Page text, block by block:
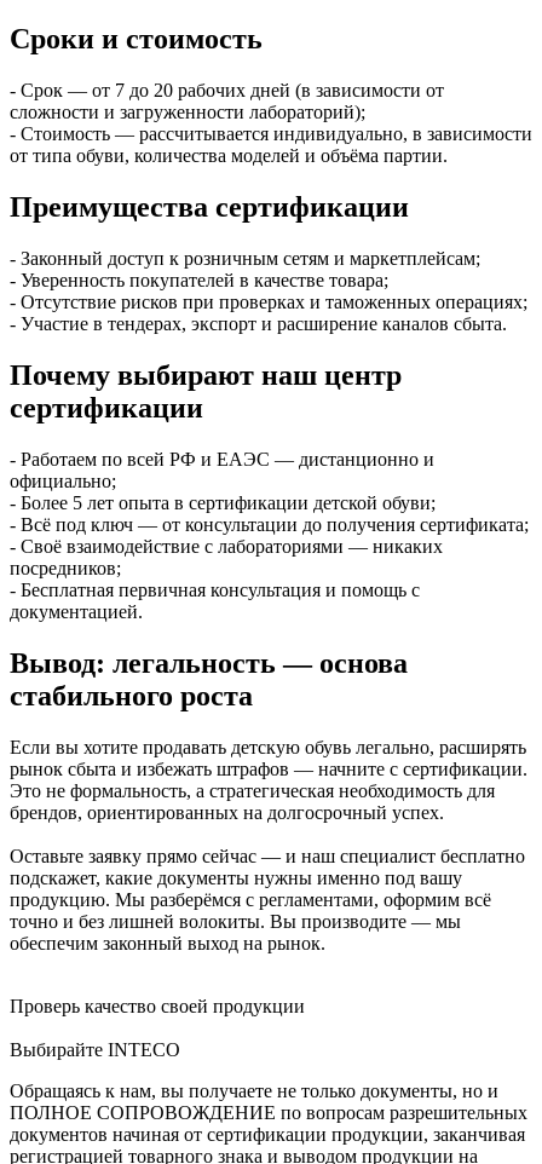
Сроки и стоимость
- Срок — от 7 до 20 рабочих дней (в зависимости от
сложности и загруженности лабораторий);
- Стоимость — рассчитывается индивидуально, в зависимости
от типа обуви, количества моделей и объёма партии.
Преимущества сертификации
- Законный доступ к розничным сетям и маркетплейсам;
- Уверенность покупателей в качестве товара;
- Отсутствие рисков при проверках и таможенных операциях;
- Участие в тендерах, экспорт и расширение каналов сбыта.
Почему выбирают наш центр
сертификации
- Работаем по всей РФ и ЕАЭС — дистанционно и
официально;
- Более 5 лет опыта в сертификации детской обуви;
- Всё под ключ — от консультации до получения сертификата;
- Своё взаимодействие с лабораториями — никаких
посредников;
- Бесплатная первичная консультация и помощь с
документацией.
Вывод: легальность — основа
стабильного роста
Если вы хотите продавать детскую обувь легально, расширять
рынок сбыта и избежать штрафов — начните с сертификации.
Это не формальность, а стратегическая необходимость для
брендов, ориентированных на долгосрочный успех.
Оставьте заявку прямо сейчас — и наш специалист бесплатно
подскажет, какие документы нужны именно под вашу
продукцию. Мы разберёмся с регламентами, оформим всё
точно и без лишней волокиты. Вы производите — мы
обеспечим законный выход на рынок.
Проверь качество своей продукции
Выбирайте INTECO
Обращаясь к нам, вы получаете не только документы, но и
ПОЛНОЕ СОПРОВОЖДЕНИЕ по вопросам разрешительных
документов начиная от сертификации продукции, заканчивая
регистрацией товарного знака и выводом продукции на